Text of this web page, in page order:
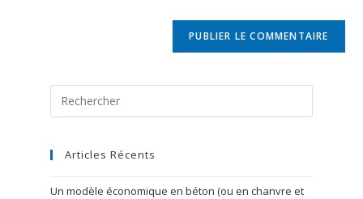
Rechercher
sur
siteArticles Récents
Un modèle économique en béton (ou en chanvre et